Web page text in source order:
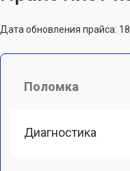
Дата обновления прайса:
Поломка
Диагностика